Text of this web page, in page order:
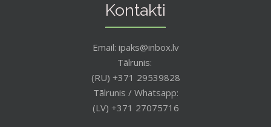
Kontakti
Email: ipaks@inbox.lv
Tālrunis:
(RU) +371 29539828
Tālrunis / Whatsapp:
(LV) +371 27075716